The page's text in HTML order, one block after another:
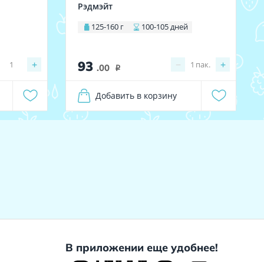
+
1
Рэдмэйт
125-160 г 100-105 дней
93 .00 i − +
1 пак.
Добавить в корзину
В приложении еще удобнее!